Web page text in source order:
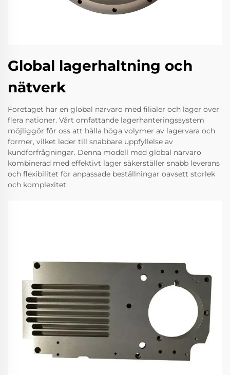
Global lagerhaltning och
nätverk
Företaget har en global närvaro med filialer och lager över
flera nationer. Vårt omfattande lagerhanteringssystem
möjliggör för oss att hålla höga volymer av lagervara och
former, vilket leder till snabbare uppfyllelse av
kundförfrågningar. Denna modell med global närvaro
kombinerad med effektivt lager säkerställer snabb leverans
och flexibilitet för anpassade beställningar oavsett storlek
och komplexitet.